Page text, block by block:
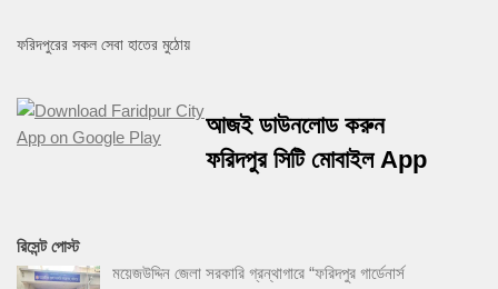
ফরিদপুরের সকল সেবা হাতের মুঠোয়
আজই ডাউনলোড করুন
ফরিদপুর সিটি মোবাইল App
রিসেন্ট পোস্ট
ময়েজউদ্দিন জেলা সরকারি গ্রন্থাগারে “ফরিদপুর গার্ডেনার্স